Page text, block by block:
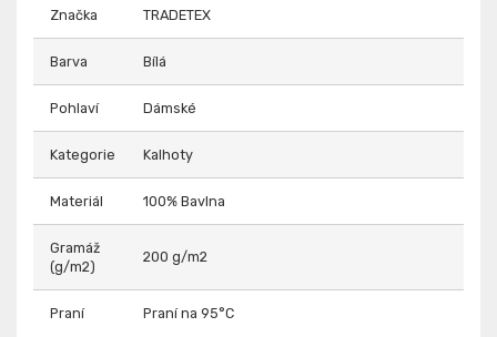
Značka TRADETEX
Barva Bílá
Pohlaví Dámské
Kategorie Kalhoty
Materiál 100% Bavlna
Gramáž
(g/m2)
200 g/m2
Praní Praní na 95°C